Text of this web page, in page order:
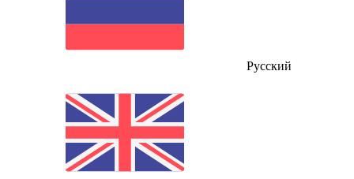
Русский